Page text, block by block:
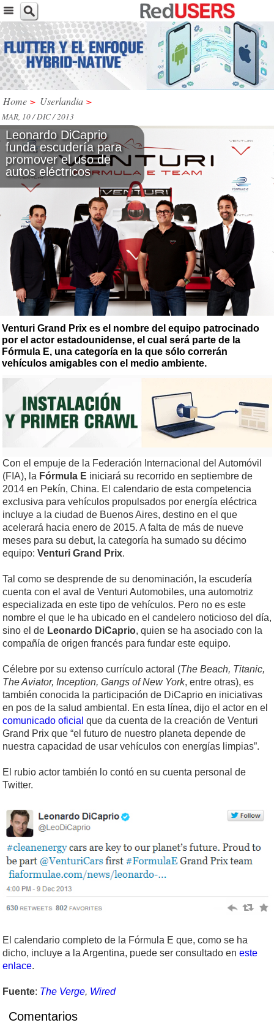
Home > Userlandia >
MAR, 10 / DIC / 2013
Leonardo DiCaprio
funda escudería para
promover el uso de
autos eléctricos
Venturi Grand Prix es el nombre del equipo patrocinado
por el actor estadounidense, el cual será parte de la
Fórmula E, una categoría en la que sólo correrán
vehículos amigables con el medio ambiente.
Con el empuje de la Federación Internacional del Automóvil
(FIA), la Fórmula E iniciará su recorrido en septiembre de
2014 en Pekín, China. El calendario de esta competencia
exclusiva para vehículos propulsados por energía eléctrica
incluye a la ciudad de Buenos Aires, destino en el que
acelerará hacia enero de 2015. A falta de más de nueve
meses para su debut, la categoría ha sumado su décimo
equipo: Venturi Grand Prix.
Tal como se desprende de su denominación, la escudería
cuenta con el aval de Venturi Automobiles, una automotriz
especializada en este tipo de vehículos. Pero no es este
nombre el que le ha ubicado en el candelero noticioso del día,
sino el de Leonardo DiCaprio, quien se ha asociado con la
compañía de origen francés para fundar este equipo.
Célebre por su extenso currículo actoral (The Beach, Titanic,
The Aviator, Inception, Gangs of New York, entre otras), es
también conocida la participación de DiCaprio en iniciativas
en pos de la salud ambiental. En esta línea, dijo el actor en el
comunicado oficial que da cuenta de la creación de Venturi
Grand Prix que “el futuro de nuestro planeta depende de
nuestra capacidad de usar vehículos con energías limpias”.
El rubio actor también lo contó en su cuenta personal de
Twitter.
El calendario completo de la Fórmula E que, como se ha
dicho, incluye a la Argentina, puede ser consultado en este
enlace.
Fuente: The Verge, Wired
Comentarios